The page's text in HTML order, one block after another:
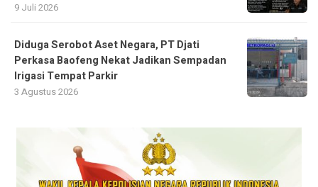
9 Juli 2026
Diduga Serobot Aset Negara, PT Djati
Perkasa Baofeng Nekat Jadikan Sempadan
Irigasi Tempat Parkir
3 Agustus 2026